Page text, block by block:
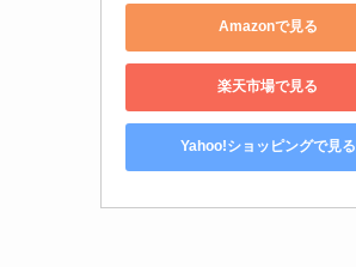
Amazonで見る
楽天市場で見る
Yahoo!ショッピングで見る